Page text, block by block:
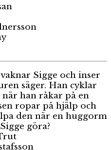
Sigge och inser
säger. Han cyklar
han råkar på en
ropar på hjälp och
den när en huggorm
göra?